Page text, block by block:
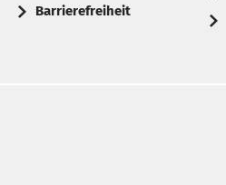
Barrierefreiheit